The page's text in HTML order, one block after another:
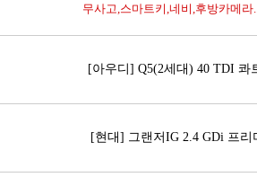
무사고,스마트키,네비,후방카메라
[아우디] Q5(2세대) 40 TDI 콰
[현대] 그랜저IG 2.4 GDi 프리